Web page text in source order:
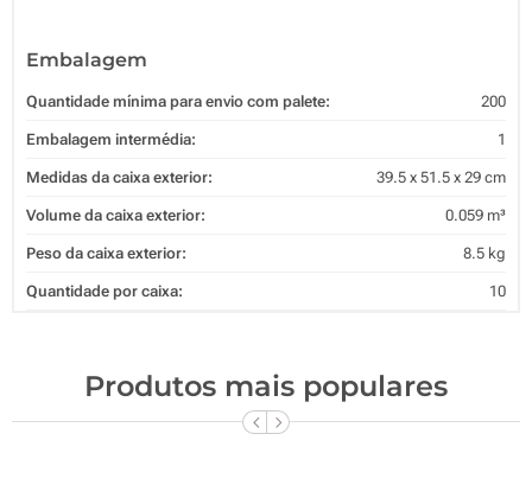
Embalagem
Quantidade mínima para envio com palete: 200
Embalagem intermédia: 1
Medidas da caixa exterior: 39.5 x 51.5 x 29 cm
Volume da caixa exterior: 0.059 m³
Peso da caixa exterior: 8.5 kg
Quantidade por caixa: 10
Produtos mais populares